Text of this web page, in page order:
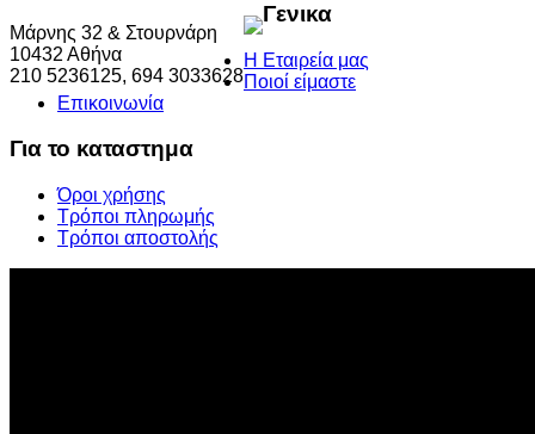
Μάρνης 32 & Στουρνάρη
10432 Αθήνα
210 5236125, 694 3033628
Γενικα
Η Εταιρεία μας
Ποιοί είμαστε
Επικοινωνία
Για το καταστημα
Όροι χρήσης
Τρόποι πληρωμής
Τρόποι αποστολής